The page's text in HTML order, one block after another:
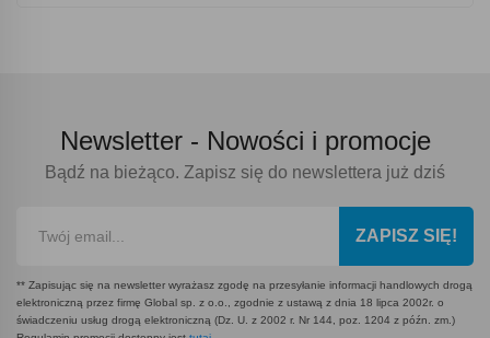
Newsletter - Nowości i promocje
Bądź na bieżąco. Zapisz się do newslettera już dziś
ZAPISZ SIĘ!
** Zapisując się na newsletter wyrażasz zgodę na przesyłanie informacji handlowych drogą
elektroniczną przez firmę Global sp. z o.o., zgodnie z ustawą z dnia 18 lipca 2002r. o
świadczeniu usług drogą elektroniczną (Dz. U. z 2002 r. Nr 144, poz. 1204 z późn. zm.)